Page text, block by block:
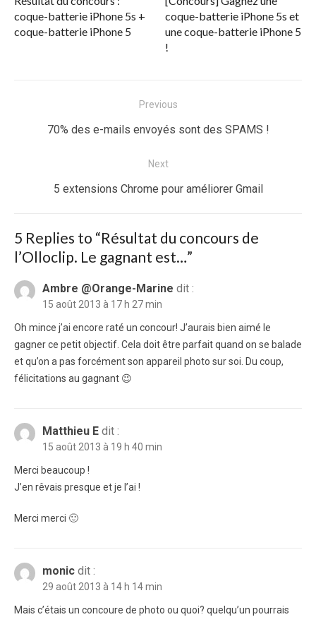
coque-batterie iPhone 5s +
coque-batterie iPhone 5
coque-batterie iPhone 5s et
une coque-batterie iPhone 5
!
Previous
Previous
70% des e-mails envoyés sont des SPAMS !
Next
Next
5 extensions Chrome pour améliorer Gmail
5 Replies to “Résultat du concours de
l’Olloclip. Le gagnant est…”
Ambre @Orange-Marine dit :
15 août 2013 à 17 h 27 min
Oh mince j’ai encore raté un concour! J’aurais bien aimé le
gagner ce petit objectif. Cela doit être parfait quand on se balade
et qu’on a pas forcément son appareil photo sur soi. Du coup,
félicitations au gagnant 😉
Matthieu E dit :
15 août 2013 à 19 h 40 min
Merci beaucoup !
J’en rêvais presque et je l’ai !
Merci merci 🙂
monic dit :
29 août 2013 à 14 h 14 min
Mais c’étais un concoure de photo ou quoi? quelqu’un pourrais